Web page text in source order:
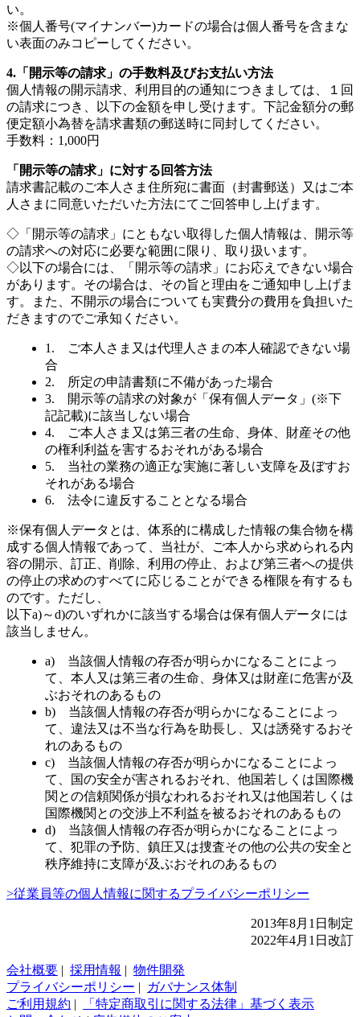
い。
※個人番号(マイナンバー)カードの場合は個人番号を含まな
い表面のみコピーしてください。
4.「開示等の請求」の手数料及びお支払い方法
個人情報の開示請求、利用目的の通知につきましては、１回
の請求につき、以下の金額を申し受けます。下記金額分の郵
便定額小為替を請求書類の郵送時に同封してください。
手数料：1,000円
「開示等の請求」に対する回答方法
請求書記載のご本人さま住所宛に書面（封書郵送）又はご本
人さまに同意いただいた方法にてご回答申し上げます。
◇「開示等の請求」にともない取得した個人情報は、開示等
の請求への対応に必要な範囲に限り、取り扱います。
◇以下の場合には、「開示等の請求」にお応えできない場合
があります。その場合は、その旨と理由をご通知申し上げま
す。また、不開示の場合についても実費分の費用を負担いた
だきますのでご承知ください。
1. ご本人さま又は代理人さまの本人確認できない場
合
2. 所定の申請書類に不備があった場合
3. 開示等の請求の対象が「保有個人データ」(※下
記記載)に該当しない場合
4. ご本人さま又は第三者の生命、身体、財産その他
の権利利益を害するおそれがある場合
5. 当社の業務の適正な実施に著しい支障を及ぼすお
それがある場合
6. 法令に違反することとなる場合
※保有個人データとは、体系的に構成した情報の集合物を構
成する個人情報であって、当社が、ご本人から求められる内
容の開示、訂正、削除、利用の停止、および第三者への提供
の停止の求めのすべてに応じることができる権限を有するも
のです。ただし、
以下a)～d)のいずれかに該当する場合は保有個人データには
該当しません。
a) 当該個人情報の存否が明らかになることによっ
て、本人又は第三者の生命、身体又は財産に危害が及
ぶおそれのあるもの
b) 当該個人情報の存否が明らかになることによっ
て、違法又は不当な行為を助長し、又は誘発するおそ
れのあるもの
c) 当該個人情報の存否が明らかになることによっ
て、国の安全が害されるおそれ、他国若しくは国際機
関との信頼関係が損なわれるおそれ又は他国若しくは
国際機関との交渉上不利益を被るおそれのあるもの
d) 当該個人情報の存否が明らかになることによっ
て、犯罪の予防、鎮圧又は捜査その他の公共の安全と
秩序維持に支障が及ぶおそれのあるもの
>従業員等の個人情報に関するプライバシーポリシー
2013年8月1日制定
2022年4月1日改訂
会社概要 | 採用情報 | 物件開発
プライバシーポリシー |
ガバナンス体制
ご利用規約 |
「特定商取引に関する法律」基づく表示